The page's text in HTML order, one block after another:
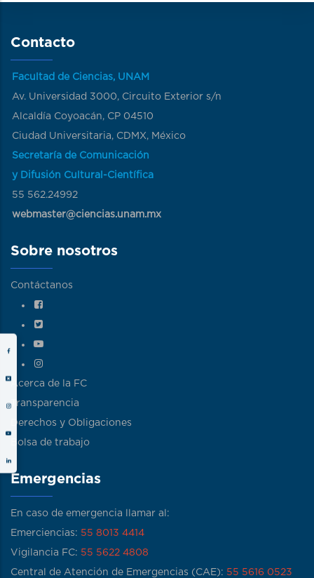
Contacto
Facultad de Ciencias, UNAM
Av. Universidad 3000, Circuito Exterior s/n
Alcaldía Coyoacán, CP 04510
Ciudad Universitaria, CDMX, México
Secretaría de Comunicación
y Difusión Cultural-Científica
55 562.24992
webmaster@ciencias.unam.mx
Sobre nosotros
Contáctanos
Acerca de la FC
Transparencia
Derechos y Obligaciones
Bolsa de trabajo
Emergencias
En caso de emergencia llamar al:
Emerciencias: 55 8013 4414
Vigilancia FC: 55 5622 4808
Central de Atención de Emergencias (CAE): 55 5616 0523